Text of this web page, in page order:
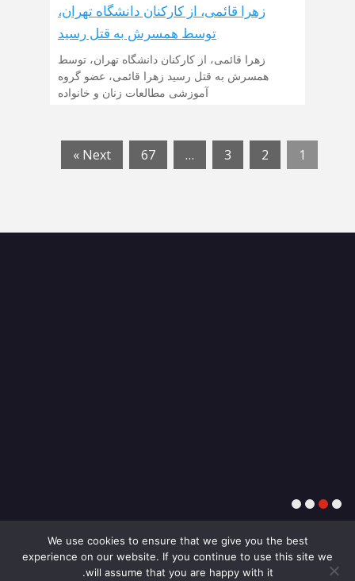
زهرا قائمی، از کارکنان دانشگاه تهران،
توسط همسرش به قتل رسید
زهرا قائمی، از کارکنان دانشگاه تهران، توسط
همسرش به قتل رسید زهرا قائمی، عضو گروه
آموزشی مطالعات زنان و خانواده
1
2
3
…
67
Next »
1
2
3
4
We use cookies to ensure that we give you the best
experience on our website. If you continue to use this site we
will assume that you are happy with it.